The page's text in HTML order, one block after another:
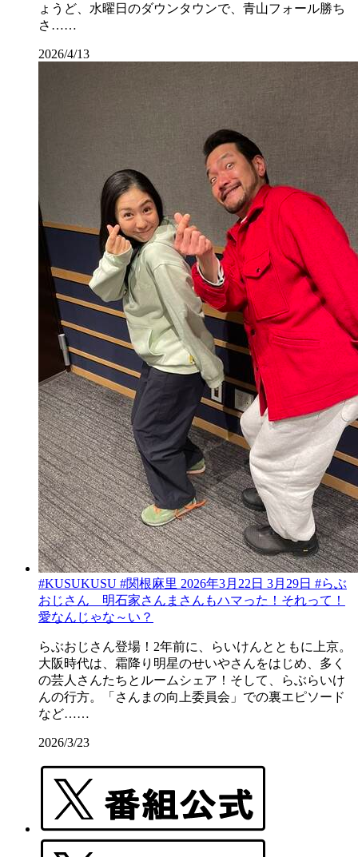
ょうど、水曜日のダウンタウンで、青山フォール勝ち
さ……
2026/4/13
#KUSUKUSU #関根麻里 2026年3月22日 3月29日 #らぶ
おじさん 明石家さんまさんもハマった！それって！
愛なんじゃな～い？
らぶおじさん登場！2年前に、らいけんとともに上京。
大阪時代は、霜降り明星のせいやさんをはじめ、多く
の芸人さんたちとルームシェア！そして、らぶらいけ
んの行方。「さんまの向上委員会」での裏エピソード
など……
2026/3/23